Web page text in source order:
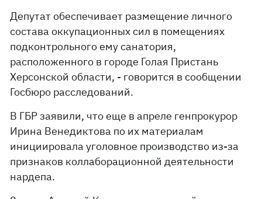
Депутат обеспечивает размещение личного
состава оккупационных сил в помещениях
подконтрольного ему санатория,
расположенного в городе Голая Пристань
Херсонской области, - говорится в сообщении
Госбюро расследований.
В ГБР заявили, что еще в апреле генпрокурор
Ирина Венедиктова по их материалам
инициировала уголовное производство из-за
признаков коллаборационной деятельности
нардепа.